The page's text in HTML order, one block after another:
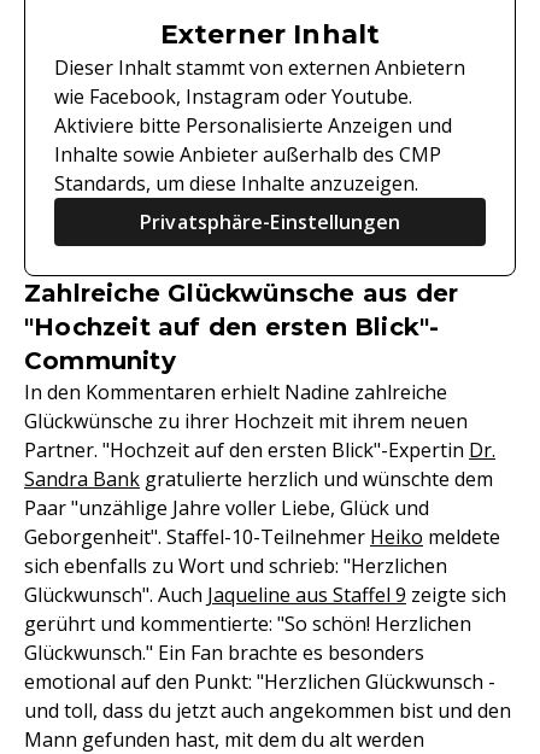
Externer Inhalt
Dieser Inhalt stammt von externen Anbietern
wie Facebook, Instagram oder Youtube.
Aktiviere bitte Personalisierte Anzeigen und
Inhalte sowie Anbieter außerhalb des CMP
Standards, um diese Inhalte anzuzeigen.
Privatsphäre-Einstellungen
Zahlreiche Glückwünsche aus der
"Hochzeit auf den ersten Blick"-
Community
In den Kommentaren erhielt Nadine zahlreiche
Glückwünsche zu ihrer Hochzeit mit ihrem neuen
Partner. "Hochzeit auf den ersten Blick"-Expertin Dr.
Sandra Bank gratulierte herzlich und wünschte dem
Paar "unzählige Jahre voller Liebe, Glück und
Geborgenheit". Staffel-10-Teilnehmer Heiko meldete
sich ebenfalls zu Wort und schrieb: "Herzlichen
Glückwunsch". Auch Jaqueline aus Staffel 9 zeigte sich
gerührt und kommentierte: "So schön! Herzlichen
Glückwunsch." Ein Fan brachte es besonders
emotional auf den Punkt: "Herzlichen Glückwunsch -
und toll, dass du jetzt auch angekommen bist und den
Mann gefunden hast, mit dem du alt werden